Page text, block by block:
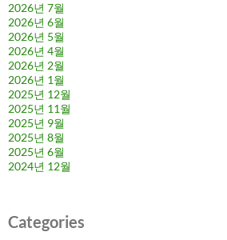
2026년 7월
2026년 6월
2026년 5월
2026년 4월
2026년 2월
2026년 1월
2025년 12월
2025년 11월
2025년 9월
2025년 8월
2025년 6월
2024년 12월
Categories